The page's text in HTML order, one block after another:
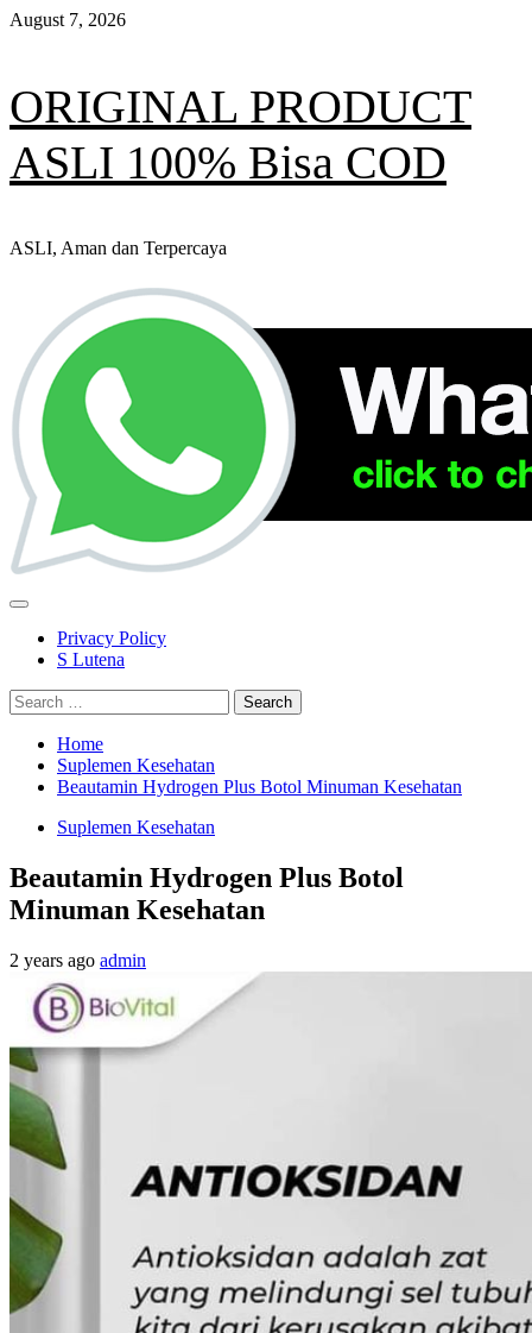
Skip
August 7, 2026
ORIGINAL PRODUCT
ASLI 100% Bisa COD
ASLI, Aman dan Terpercaya
Primary
Privacy Policy
S Lutena
Search
for:
Home
Suplemen Kesehatan
Beautamin Hydrogen Plus Botol Minuman Kesehatan
Suplemen Kesehatan
Beautamin Hydrogen Plus Botol
Minuman Kesehatan
2 years ago admin